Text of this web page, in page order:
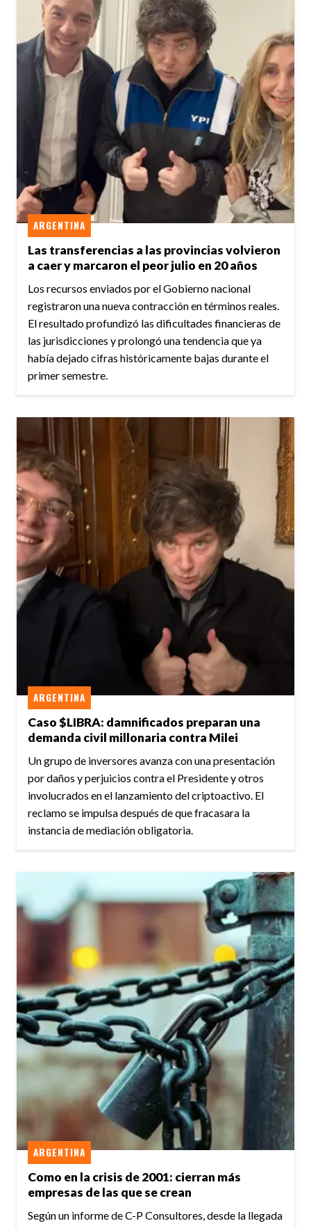
Las transferencias a las provincias volvieron
a caer y marcaron el peor julio en 20 años
ARGENTINA
Los recursos enviados por el Gobierno nacional
registraron una nueva contracción en términos reales.
El resultado profundizó las dificultades financieras de
las jurisdicciones y prolongó una tendencia que ya
había dejado cifras históricamente bajas durante el
primer semestre.
Caso $LIBRA: damnificados preparan una
demanda civil millonaria contra Milei
ARGENTINA
Un grupo de inversores avanza con una presentación
por daños y perjuicios contra el Presidente y otros
involucrados en el lanzamiento del criptoactivo. El
reclamo se impulsa después de que fracasara la
instancia de mediación obligatoria.
Como en la crisis de 2001: cierran más
empresas de las que se crean
ARGENTINA
Según un informe de C-P Consultores, desde la llegada